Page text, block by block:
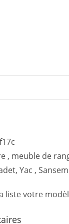
, meuble de
Yac ,
liste votre